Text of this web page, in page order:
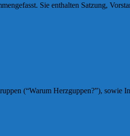
Sie enthalten Satzung,
(“Warum Herzguppen?”),